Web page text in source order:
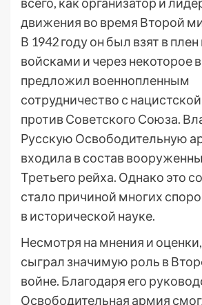
движения во время Второй
В 1942 году он был взят в
войсками и через некоторое
предложил военнопленным
сотрудничество с
против Советского Союза.
Русскую Освободительную
входила в состав
Третьего рейха. Однако это
стало причиной многих
в исторической науке.
Несмотря на мнения и
сыграл значимую роль в
войне. Благодаря его
Освободительная армия